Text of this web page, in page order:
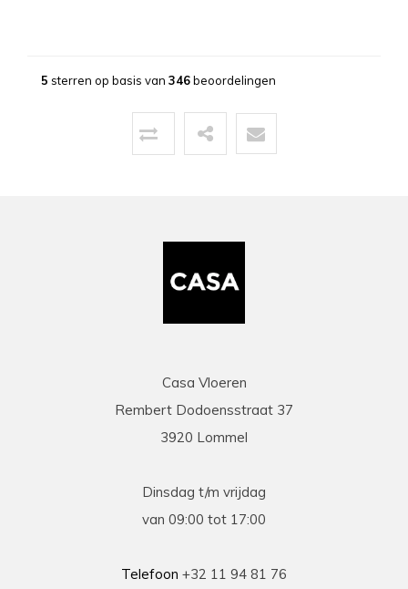
13-03-2026
Uitstekende service zowel voor, tijdens als na
vermelding voor de heel vriendelijke en
benodigdheden leverde en ons hielp om deze
Prima geholpen bij zowel de keuze als plaatsing
problemen tijdens plaatsing .
5 sterren op basis van 346beoordelingen
Casa Vloeren
Rembert Dodoensstraat 37
3920 Lommel
Dinsdag t/m vrijdag
van 09:00 tot 17:00
Telefoon +32 11 94 81 76